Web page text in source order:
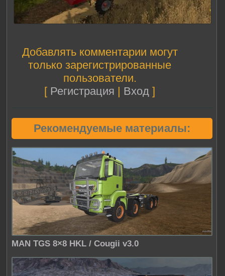
Добавлять комментарии могут
только зарегистрированные
пользователи.
[ Регистрация Вход ]
Рекомендуемые материалы:
MAN TGS 8×8 HKL / Cougii v3.0